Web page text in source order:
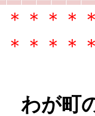
＊＊＊＊
＊＊＊＊
わが町